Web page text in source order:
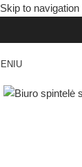
Skip to navigation